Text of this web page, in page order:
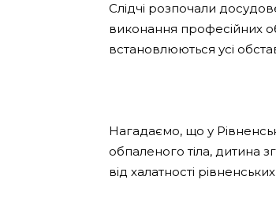
Слідчі розпочали
виконання професійних
встановлюються усі
Нагадаємо, що у
обпаленого тіла, дитина
від халатності рівненських